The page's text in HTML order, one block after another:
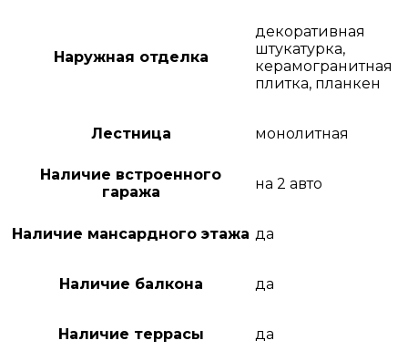
Наружная отделка
декоративная
штукатурка,
керамогранитная
плитка, планкен
Лестница монолитная
Наличие встроенного
гаража
на 2 авто
Наличие мансардного этажа да
Наличие балкона да
Наличие террасы да